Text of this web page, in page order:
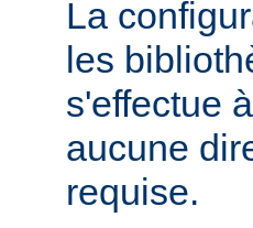
La
les
s'effectue
aucune
requise.